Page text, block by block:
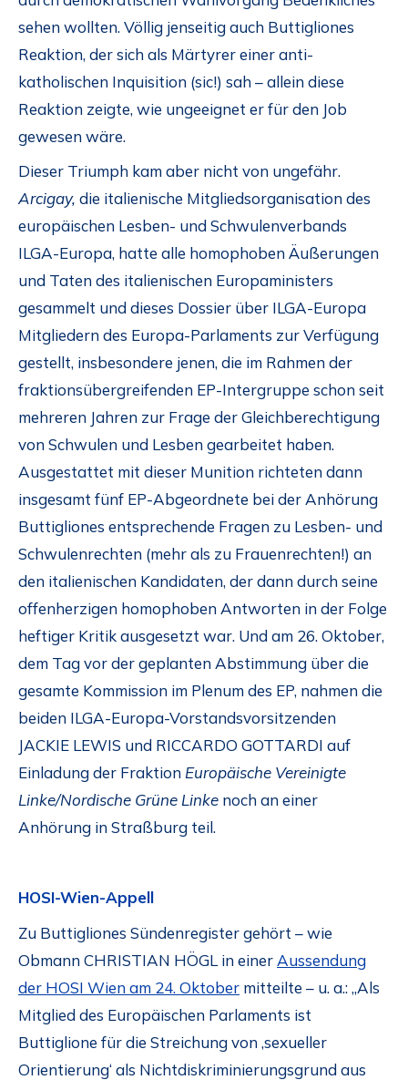
sehen wollten. Völlig jenseitig auch Buttigliones
Reaktion, der sich als Märtyrer einer anti-
katholischen Inquisition (sic!) sah – allein diese
Reaktion zeigte, wie ungeeignet er für den Job
gewesen wäre.
Dieser Triumph kam aber nicht von ungefähr.
Arcigay, die italienische Mitgliedsorganisation des
europäischen Lesben- und Schwulenverbands
ILGA-Europa, hatte alle homophoben Äußerungen
und Taten des italienischen Europaministers
gesammelt und dieses Dossier über ILGA-Europa
Mitgliedern des Europa-Parlaments zur Verfügung
gestellt, insbesondere jenen, die im Rahmen der
fraktionsübergreifenden EP-Intergruppe schon seit
mehreren Jahren zur Frage der Gleichberechtigung
von Schwulen und Lesben gearbeitet haben.
Ausgestattet mit dieser Munition richteten dann
insgesamt fünf EP-Abgeordnete bei der Anhörung
Buttigliones entsprechende Fragen zu Lesben- und
Schwulenrechten (mehr als zu Frauenrechten!) an
den italienischen Kandidaten, der dann durch seine
offenherzigen homophoben Antworten in der Folge
heftiger Kritik ausgesetzt war. Und am 26. Oktober,
dem Tag vor der geplanten Abstimmung über die
gesamte Kommission im Plenum des EP, nahmen die
beiden ILGA-Europa-Vorstandsvorsitzenden
JACKIE LEWIS und RICCARDO GOTTARDI auf
Einladung der FraktionEuropäische Vereinigte
Linke/Nordische Grüne Linke noch an einer
Anhörung in Straßburg teil.
HOSI-Wien-Appell
Zu Buttigliones Sündenregister gehört – wie
Obmann CHRISTIAN HÖGL in einer Aussendung
der HOSI Wien am 24. Oktober mitteilte – u. a.: „Als
Mitglied des Europäischen Parlaments ist
Buttiglione für die Streichung von ‚sexueller
Orientierung‘ als Nichtdiskriminierungsgrund aus